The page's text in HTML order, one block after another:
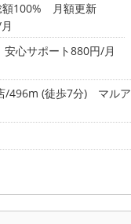
額100% 月額更新
安心サポート880円/月
/496m (徒歩7分)
マルア